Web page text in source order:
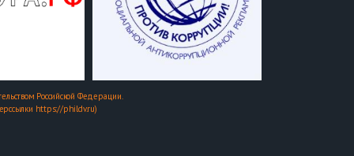
Российской Федерации.
https://phildv.ru)